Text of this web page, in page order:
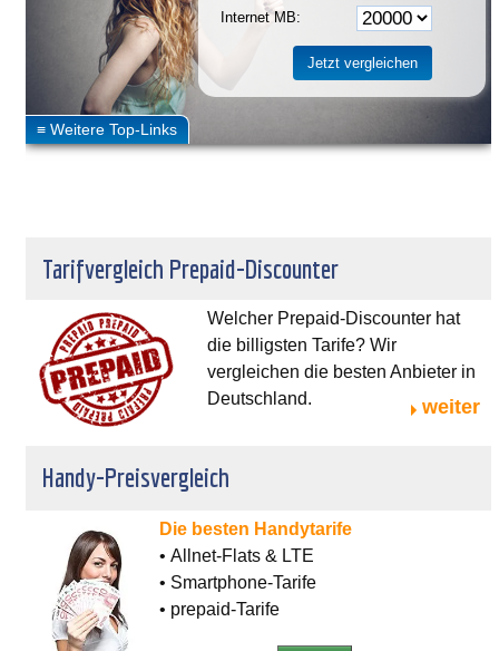
Internet MB:
Tarifvergleich Prepaid-Discounter
Welcher Prepaid-Discounter hat
die billigsten Tarife? Wir
vergleichen die besten Anbieter in
Deutschland.
weiter
Handy-Preisvergleich
Die besten Handytarife
• Allnet-Flats & LTE
• Smartphone-Tarife
• prepaid-Tarife